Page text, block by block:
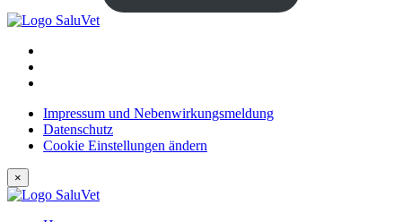
Impressum und Nebenwirkungsmeldung
Datenschutz
Cookie Einstellungen ändern
×